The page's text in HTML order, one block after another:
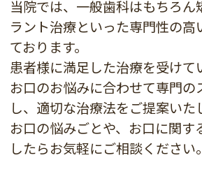
当院では、一般歯科はもちろん
ラント治療といった専門性の高
ております。
患者様に満足した治療を受けて
お口のお悩みに合わせて専門の
し、適切な治療法をご提案いた
お口の悩みごとや、お口に関す
したらお気軽にご相談ください。